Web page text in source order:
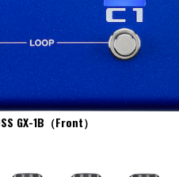
GX-1B（Front）